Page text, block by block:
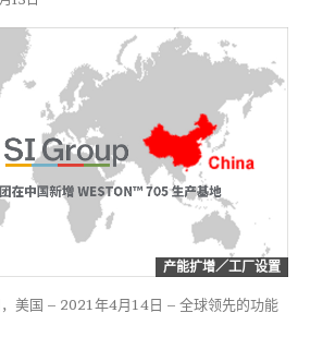
产能扩增／工厂设置
美国 – 2021年4月14日 – 全球领先的功能